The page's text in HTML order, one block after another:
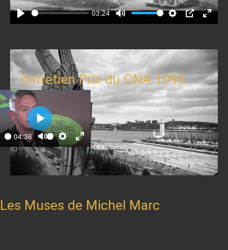
Play
03:24
Mute SettingsPIP
Enter
Entretien Prix du CNA 1993
04:36
Mute SettingsEnter
fullscreen
Play
Les Muses de Michel Marc